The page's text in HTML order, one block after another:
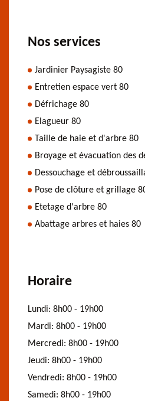
Nos services
Jardinier Paysagiste 80
Entretien espace vert 80
Défrichage 80
Elagueur 80
Taille de haie et d'arbre 80
Broyage et évacuation des
Dessouchage et
Pose de clôture et grillage
Etetage d'arbre 80
Abattage arbres et haies 80
Horaire
Lundi: 8h00 - 19h00
Mardi: 8h00 - 19h00
Mercredi: 8h00 - 19h00
Jeudi: 8h00 - 19h00
Vendredi: 8h00 - 19h00
Samedi: 8h00 - 19h00